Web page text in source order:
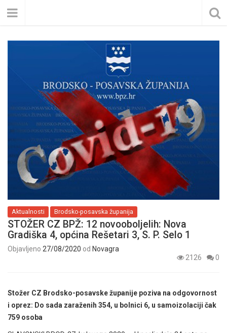
Aktualnosti Brodsko-posavska županija
STOŽER CZ BPŽ: 12 novooboljelih: Nova
Gradiška 4, općina Rešetari 3, S. P. Selo 1
Objavljeno 27/08/2020 od Novagra
2126
0
Stožer CZ Brodsko-posavske županije poziva na odgovornost
i oprez: Do sada zaraženih 354, u bolnici 6, u samoizolaciji čak
759 osoba